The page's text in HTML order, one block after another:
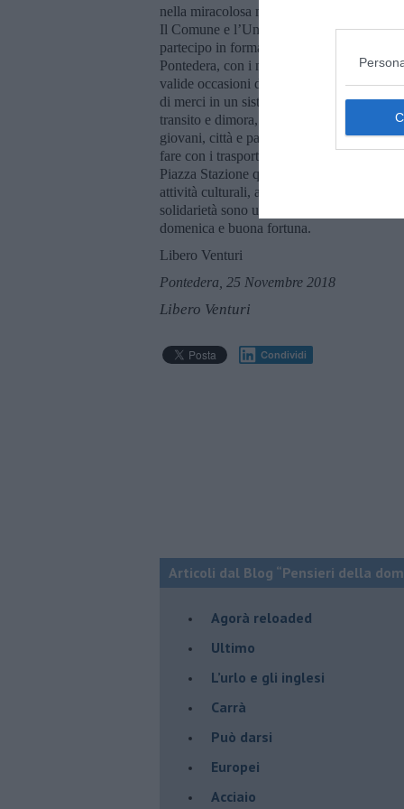
nella miracolosa moltiplicazione delle
Il Comune e l’Unione Valdera hanno
partecipo in forma anonima e volontaria, è
Pontedera, con i nuovi cittadini e
valide occasioni di confronto. Del resto
di merci in un sistema di trasporto a rete».
transito e dimora, partenza e arrivo. Le
giovani, città e paesi del mondo, sono un
fare con i trasporti, speriamo anche con
Piazza Stazione questo percorso cerca di
attività culturali, associative e
solidarietà sono un modo ottimo di
domenica e buona fortuna.
Libero Venturi
Pontedera, 25 Novembre 2018
Libero Venturi
Condividi
Articoli dal Blog “Pensieri della
​Agorà reloaded
Ultimo
​L’urlo e gli inglesi
Carrà
Può darsi
Europei
Acciaio